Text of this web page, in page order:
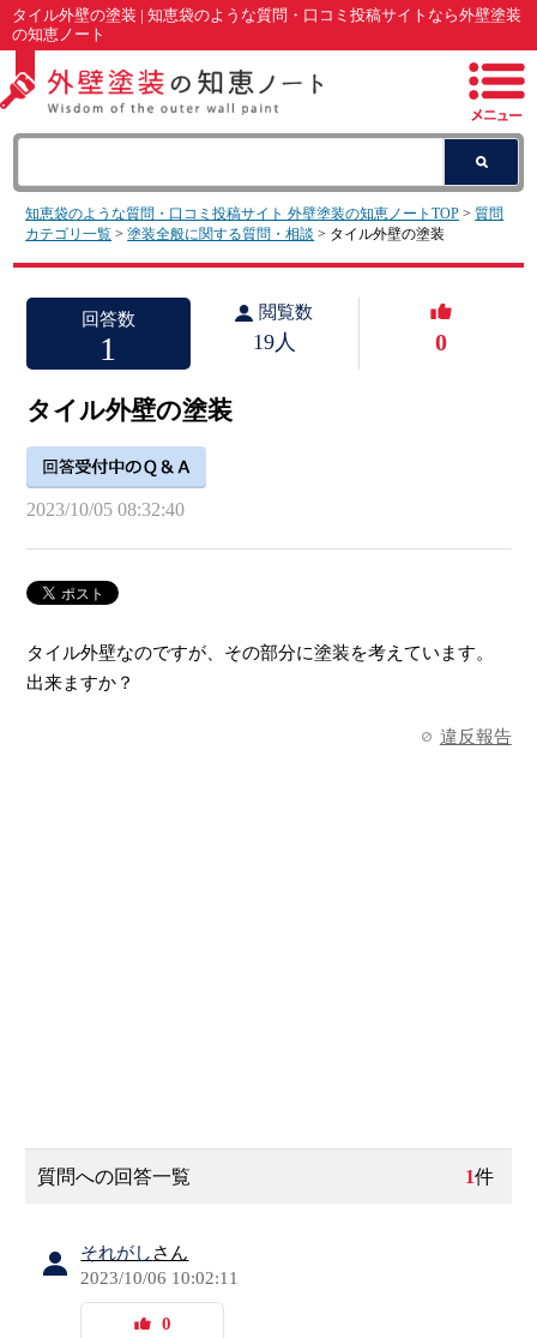
タイル外壁の塗装 | 知恵袋のような質問・口コミ投稿サイトなら外壁塗装
の知恵ノート
知恵袋のような質問・口コミ投稿サイト 外壁塗装の知恵ノートTOP >質問
カテゴリ一覧 >塗装全般に関する質問・相談 > タイル外壁の塗装
回答数
1
閲覧数
19人 0
タイル外壁の塗装
2023/10/05 08:32:40
タイル外壁なのですが、その部分に塗装を考えています。
出来ますか？
違反報告
質問への回答一覧 1件
それがし さん
2023/10/06 10:02:11
0